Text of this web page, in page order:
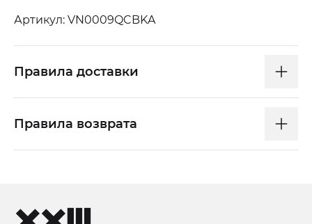
Артикул: VN0009QCBKA
Правила доставки
Правила возврата